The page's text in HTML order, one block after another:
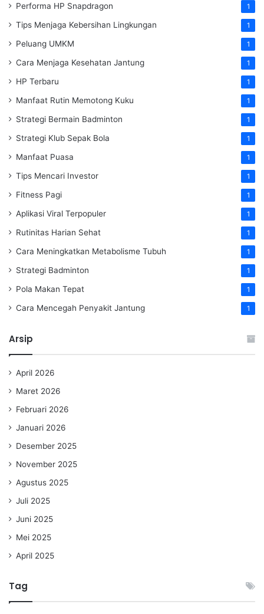
Performa HP Snapdragon 1
Tips Menjaga Kebersihan Lingkungan 1
Peluang UMKM 1
Cara Menjaga Kesehatan Jantung 1
HP Terbaru 1
Manfaat Rutin Memotong Kuku 1
Strategi Bermain Badminton 1
Strategi Klub Sepak Bola 1
Manfaat Puasa 1
Tips Mencari Investor 1
Fitness Pagi 1
Aplikasi Viral Terpopuler 1
Rutinitas Harian Sehat 1
Cara Meningkatkan Metabolisme Tubuh 1
Strategi Badminton 1
Pola Makan Tepat 1
Cara Mencegah Penyakit Jantung 1
Arsip
April 2026
Maret 2026
Februari 2026
Januari 2026
Desember 2025
November 2025
Agustus 2025
Juli 2025
Juni 2025
Mei 2025
April 2025
Tag